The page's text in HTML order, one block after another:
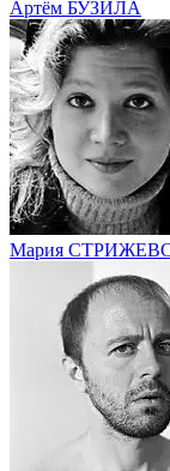
Артём БУЗИЛА
Мария